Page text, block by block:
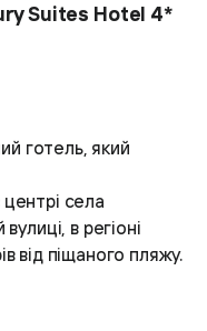
Suites Hotel 4*
готель, який
села
в регіоні
від піщаного пляжу.